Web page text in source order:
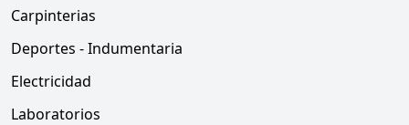
Carpinterias
Deportes - Indumentaria
Electricidad
Laboratorios